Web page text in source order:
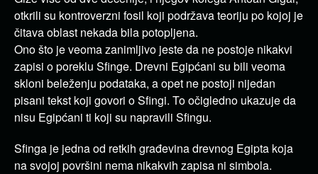
otkrili su kontroverzni fosil koji podržava teoriju po kojoj je
čitava oblast nekada bila potopljena.
Ono što je veoma zanimljivo jeste da ne postoje nikakvi
zapisi o poreklu Sfinge. Drevni Egipćani su bili veoma
skloni beleženju podataka, a opet ne postoji nijedan
pisani tekst koji govori o Sfingi. To očigledno ukazuje da
nisu Egipćani ti koji su napravili Sfingu.
Sfinga je jedna od retkih građevina drevnog Egipta koja
na svojoj površini nema nikakvih zapisa ni simbola.